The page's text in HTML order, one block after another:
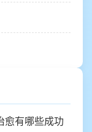
愈有哪些成功